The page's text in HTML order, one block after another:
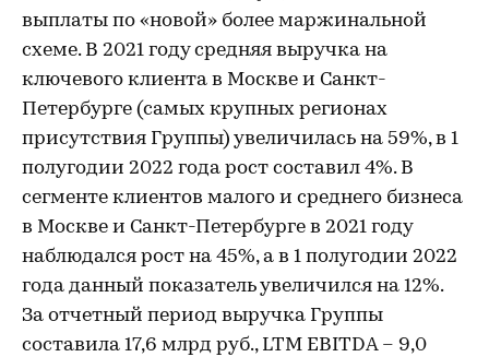
выплаты по «новой» более маржинальной
схеме. В 2021 году средняя выручка на
ключевого клиента в Москве и Санкт-
Петербурге (самых крупных регионах
присутствия Группы) увеличилась на 59%, в 1
полугодии 2022 года рост составил 4%. В
сегменте клиентов малого и среднего бизнеса
в Москве и Санкт-Петербурге в 2021 году
наблюдался рост на 45%, а в 1 полугодии 2022
года данный показатель увеличился на 12%.
За отчетный период выручка Группы
составила 17,6 млрд руб., LTM EBITDA – 9,0